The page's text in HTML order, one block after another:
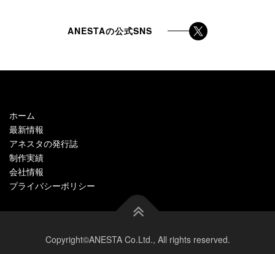
ANESTAの公式SNS
ホーム
最新情報
アネスタの発行誌
制作実績
会社情報
プライバシーポリシー
Copyright©ANESTA Co.Ltd., All rights reserved.